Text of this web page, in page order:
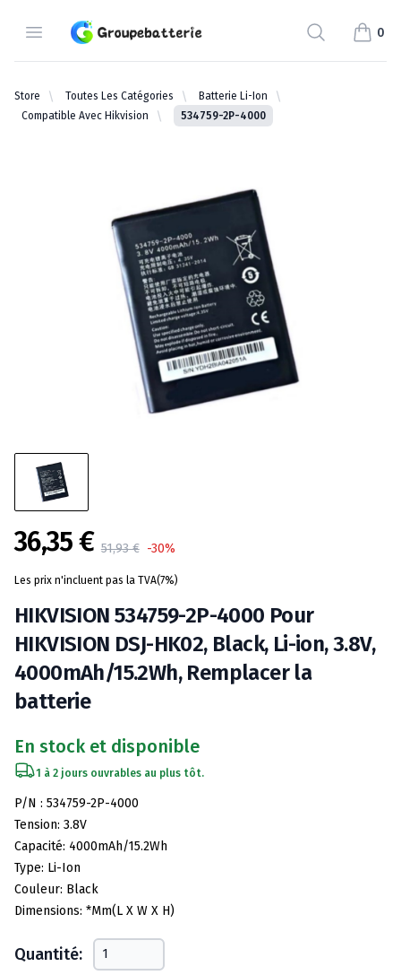
Open MenuGroupebatterie.com Search 0
items
Store Toutes Les Catégories
Batterie Li-Ion
Compatible Avec Hikvision
534759-2P-4000
Product information
36,35 € 51,93 € -30%
Les prix n'incluent pas la TVA(7%)
HIKVISION 534759-2P-4000 Pour
HIKVISION DSJ-HK02, Black, Li-ion, 3.8V,
4000mAh/15.2Wh, Remplacer la
batterie
En stock et disponible
1 à 2 jours ouvrables au plus tôt.
Spécifications de la batterie
P/N : 534759-2P-4000
Tension: 3.8V
Capacité: 4000mAh/15.2Wh
Type: Li-Ion
Couleur: Black
Dimensions: *mm(L X W X H)
Quantité: